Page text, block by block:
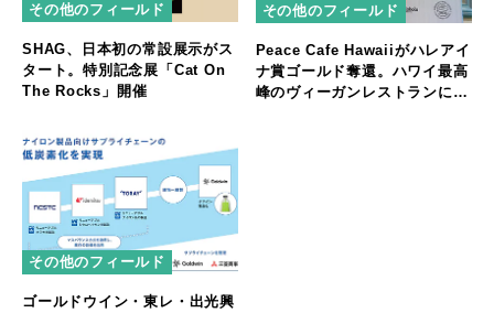
その他のフィールド
SHAG、日本初の常設展示がス
タート。特別記念展「Cat On
The Rocks」開催
その他のフィールド
Peace Cafe Hawaiiがハレアイ
ナ賞ゴールド奪還。ハワイ最高
峰のヴィーガンレストランに返
その他のフィールド
ゴールドウイン・東レ・出光興